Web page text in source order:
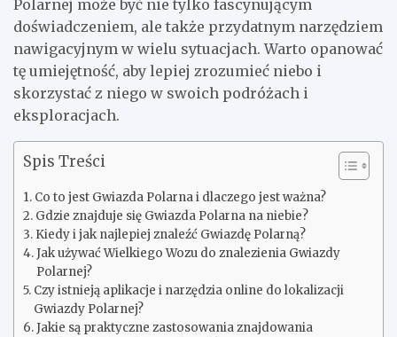
Polarnej może być nie tylko fascynującym
doświadczeniem, ale także przydatnym narzędziem
nawigacyjnym w wielu sytuacjach. Warto opanować
tę umiejętność, aby lepiej zrozumieć niebo i
skorzystać z niego w swoich podróżach i
eksploracjach.
Spis Treści
Co to jest Gwiazda Polarna i dlaczego jest ważna?
Gdzie znajduje się Gwiazda Polarna na niebie?
Kiedy i jak najlepiej znaleźć Gwiazdę Polarną?
Jak używać Wielkiego Wozu do znalezienia Gwiazdy
Polarnej?
Czy istnieją aplikacje i narzędzia online do lokalizacji
Gwiazdy Polarnej?
Jakie są praktyczne zastosowania znajdowania